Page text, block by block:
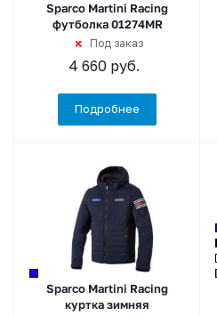
Sparco Martini Racing
футболка 01274MR
Под заказ
4 660 руб.
Подробнее
Sparco Martini Racing
куртка зимняя